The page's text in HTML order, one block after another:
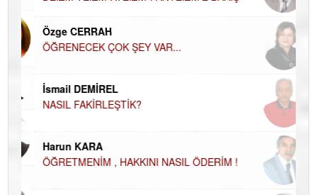
Özge CERRAH
ÖĞRENECEK ÇOK ŞEY VAR...
İsmail DEMİREL
NASIL FAKİRLEŞTİK?
Harun KARA
ÖĞRETMENİM , HAKKINI NASIL ÖDERİM !